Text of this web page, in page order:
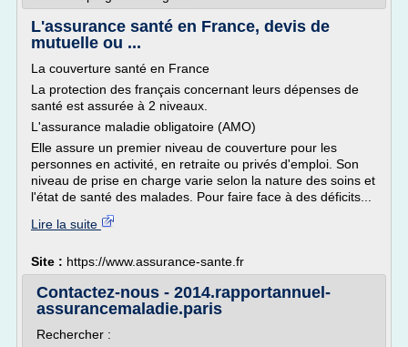
L'assurance santé en France, devis de
mutuelle ou ...
La couverture santé en France
La protection des français concernant leurs dépenses de
santé est assurée à 2 niveaux.
L'assurance maladie obligatoire (AMO)
Elle assure un premier niveau de couverture pour les
personnes en activité, en retraite ou privés d'emploi. Son
niveau de prise en charge varie selon la nature des soins et
l'état de santé des malades. Pour faire face à des déficits...
Lire la suite
Site : https://www.assurance-sante.fr
Contactez-nous - 2014.rapportannuel-
assurancemaladie.paris
Rechercher :